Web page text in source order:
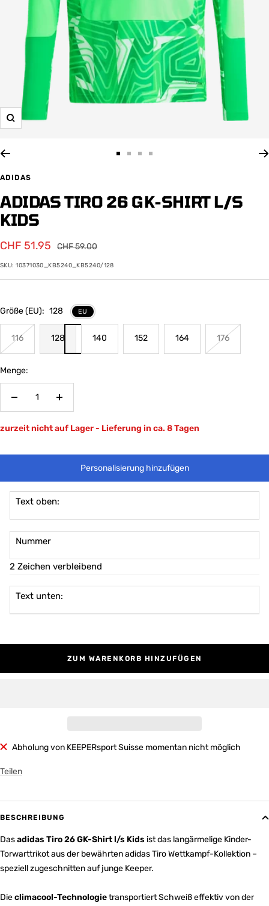
Zoom
gehen
gehen
gehengehen
ADIDAS
ADIDAS TIRO 26 GK-SHIRT L/S
KIDS
Angebotspreis
CHF 51.95
Regulärer
CHF 59.00
SKU:10371030_KB5240_KB5240/128
Größe (EU): 128 EU
116 128 140 152 164 176
Menge:
Menge
zurzeit nicht auf Lager - Lieferung in ca. 8 Tagen
Personalisierung hinzufügen
Text oben:
Nummer
2 Zeichen verbleibend
Text unten:
ZUM WARENKORB HINZUFÜGEN
Abholung von KEEPERsport Suisse momentan nicht möglich
Teilen
BESCHREIBUNG
Dasadidas Tiro 26 GK-Shirt l/s Kids ist das langärmelige Kinder-
Torwarttrikot aus der bewährten adidas Tiro Wettkampf-Kollektion –
speziell zugeschnitten auf junge Keeper.
Dieclimacool-Technologietransportiert Schweiß effektiv von der